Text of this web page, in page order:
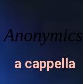
Anonymics
a cappella